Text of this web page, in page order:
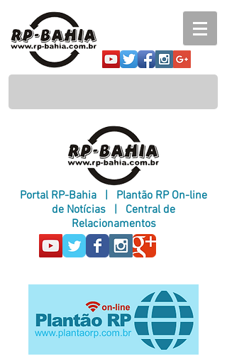
Portal RP-Bahia | Plantão RP On-line
de Notícias | Central de
Relacionamentos